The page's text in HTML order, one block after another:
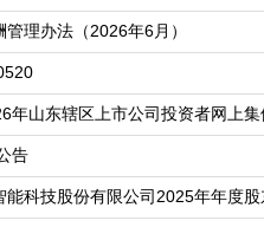
理办法（2026年6月）
年山东辖区上市公司投资者网上
告
科技股份有限公司2025年年度